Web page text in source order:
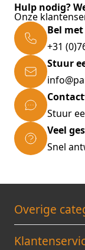
Hulp nodig?
Onze
Bel
+31
Stuur
Stuur
Veel
Snel
Overige